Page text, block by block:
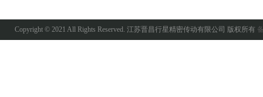
Copyright © 2021 All Rights Reserved. 江苏晋昌行星精密传动有限公司 版权所有